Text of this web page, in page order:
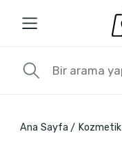
Ana Sayfa Kozmetik